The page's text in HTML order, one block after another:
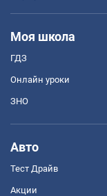
Моя школа
ГДЗ
Онлайн уроки
ЗНО
Авто
Тест Драйв
Акции